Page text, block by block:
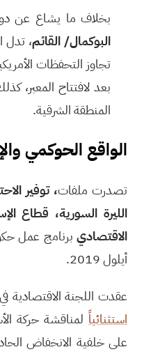
بخلاف ما يشاع عن
البوكمال/ القائم، تدل
تجاوز التحفظات
بعد لافتتاح المعبر،
المنطقة الشرقية.
الواقع الحوكمي
تصدرت ملفات، توفير
الليرة السورية، قطاع
الاقتصاديبرنامج عمل
أيلول 2019.
عقدت اللجنة الاقتصادية في
استثنائياًلمناقشة حركة
على خلفية الانخفاض